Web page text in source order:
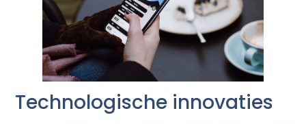
Technologische innovaties